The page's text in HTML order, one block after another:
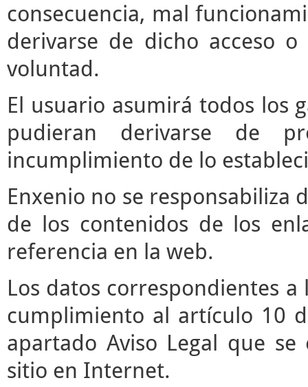
consecuencia, mal
derivarse de dicho acceso
voluntad.
El usuario asumirá todos los
pudieran derivarse de
incumplimiento de lo
Enxenio no se responsabiliza
de los contenidos de los
referencia en la web.
Los datos correspondientes
cumplimiento al artículo 10
apartado Aviso Legal que
sitio en Internet.